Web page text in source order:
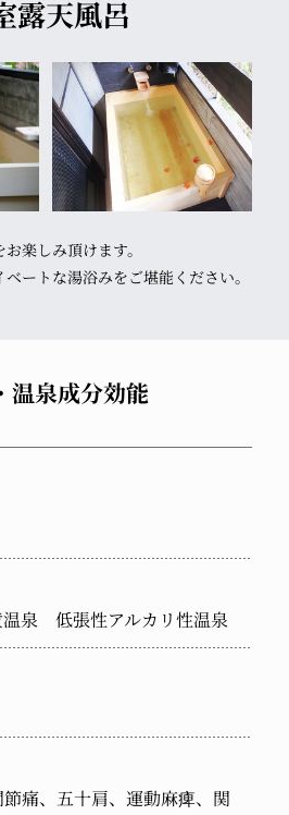
露天風呂
楽しみ頂けます。
ートな湯浴みをご堪能ください。
温泉成分効能
温泉 低張性アルカリ性温泉
痛、五十肩、運動麻痺、関